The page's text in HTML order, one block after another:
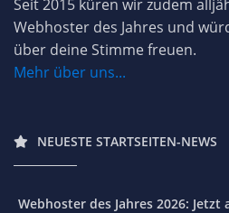
Seit 2015 küren wir zudem
Webhoster des Jahres und
über deine Stimme freuen.
Mehr über uns...
NEUESTE STARTSEITEN-NEWS
Webhoster des Jahres 2026: Jetzt